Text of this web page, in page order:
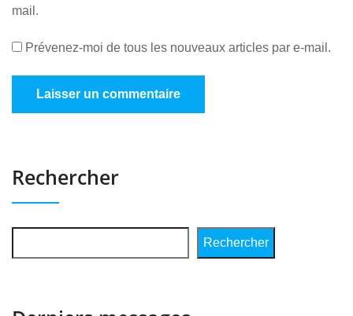
mail.
Prévenez-moi de tous les nouveaux articles par e-mail.
Rechercher
Rechercher